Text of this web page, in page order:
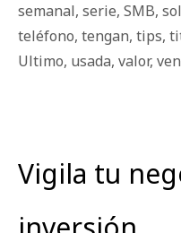
semanal, serie, SMB,
teléfono, tengan, tips,
Ultimo, usada, valor,
Vigila tu